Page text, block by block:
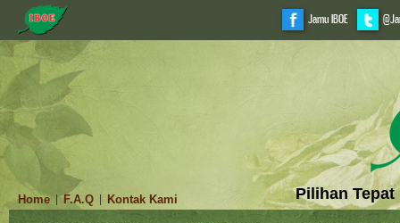
Jamu IBOE
Pilihan Tepat
Home |F.A.Q Kontak Kami